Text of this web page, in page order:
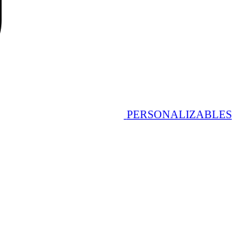
PERSONALIZABLES